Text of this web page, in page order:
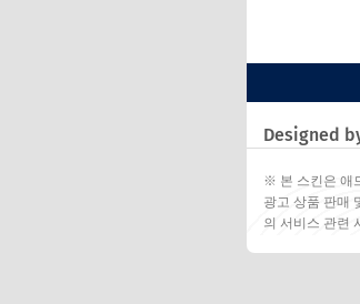
Designed
※ 본 스킨은 애
광고 상품 판매
의 서비스 관련